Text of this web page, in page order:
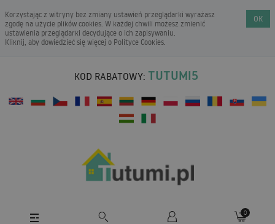
Korzystając z witryny bez zmiany ustawień przeglądarki wyrażasz
zgodę na użycie plików cookies. W każdej chwili możesz zmienić
ustawienia przeglądarki decydujące o ich zapisywaniu.
Kliknij, aby dowiedzieć się więcej o Polityce Cookies.
OK
KOD RABATOWY: TUTUMI5
0